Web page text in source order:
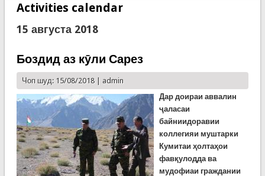
Activities calendar
15 августа 2018
Боздид аз кӯли Сарез
Чоп шуд: 15/08/2018 | admin
Дар доираи аввалин
ҷаласаи
байниидоравии
коллегияи муштарки
Кумитаи ҳолтаҳои
фавқулодда ва
мудофиаи граждании